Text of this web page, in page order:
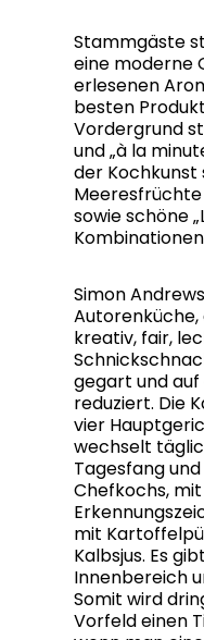
Stammgäste
eine moderne
erlesenen
besten
Vordergrund
und „à la
der
Meeresfrüchte
sowie schöne
Simon
Autorenküche,
kreativ, fair,
gegart und
reduziert. Die
vier
wechselt
Tagesfang
Chefkochs,
mit
Kalbsjus. Es
Innenbereich
Somit wird
Vorfeld einen